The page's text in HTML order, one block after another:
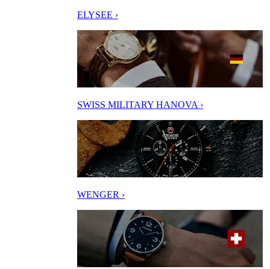
ELYSEE ›
SWISS MILITARY HANOVA ›
WENGER ›